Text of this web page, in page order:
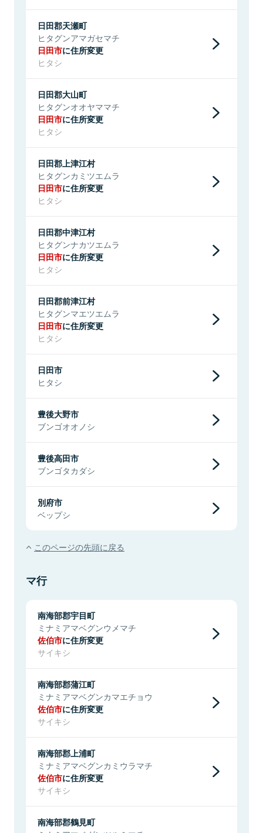
日田郡天瀬町
ヒタグンアマガセマチ
日田市に住所変更
ヒタシ
日田郡大山町
ヒタグンオオヤママチ
日田市に住所変更
ヒタシ
日田郡上津江村
ヒタグンカミツエムラ
日田市に住所変更
ヒタシ
日田郡中津江村
ヒタグンナカツエムラ
日田市に住所変更
ヒタシ
日田郡前津江村
ヒタグンマエツエムラ
日田市に住所変更
ヒタシ
日田市
ヒタシ
豊後大野市
ブンゴオオノシ
豊後高田市
ブンゴタカダシ
別府市
ベップシ
このページの先頭に戻る
マ行
南海部郡宇目町
ミナミアマベグンウメマチ
佐伯市に住所変更
サイキシ
南海部郡蒲江町
ミナミアマベグンカマエチョウ
佐伯市に住所変更
サイキシ
南海部郡上浦町
ミナミアマベグンカミウラマチ
佐伯市に住所変更
サイキシ
南海部郡鶴見町